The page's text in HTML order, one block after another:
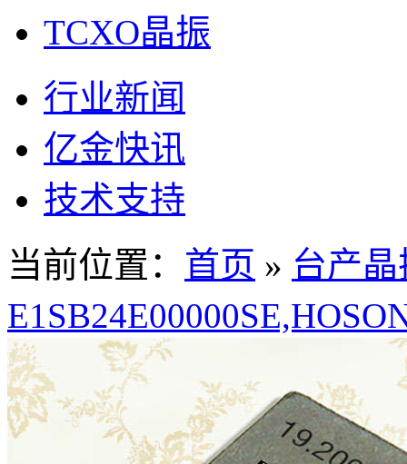
TCXO晶振
行业新闻
亿金快讯
技术支持
当前位置： 首页 » 台产晶